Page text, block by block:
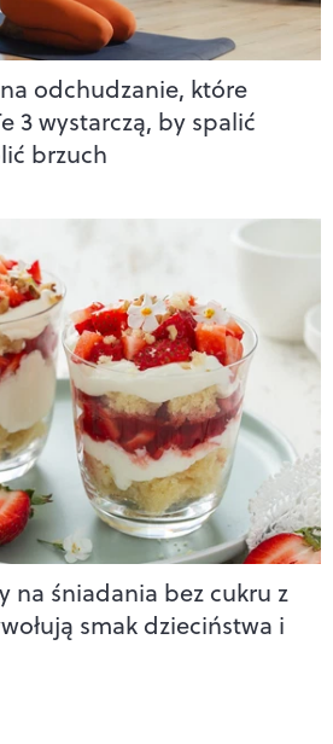
odchudzanie, które
3 wystarczą, by spalić
brzuch
na śniadania bez cukru z
smak dzieciństwa i